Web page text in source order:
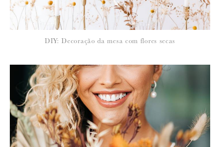
DIY: Decoração da mesa com flores secas